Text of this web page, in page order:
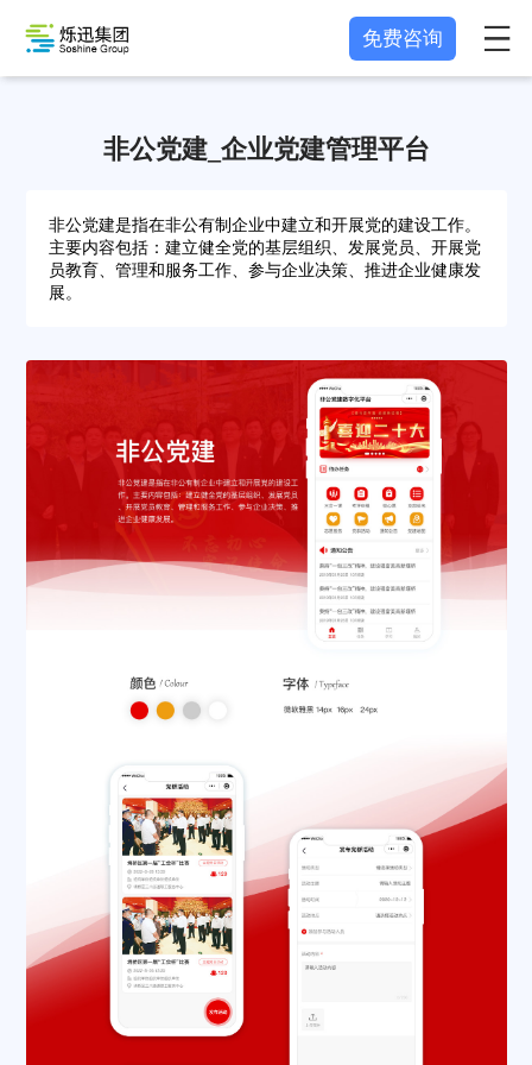
免费咨询
非公党建_企业党建管理平台
非公党建是指在非公有制企业中建立和开展党的建设工作。
主要内容包括：建立健全党的基层组织、发展党员、开展党
员教育、管理和服务工作、参与企业决策、推进企业健康发
展。